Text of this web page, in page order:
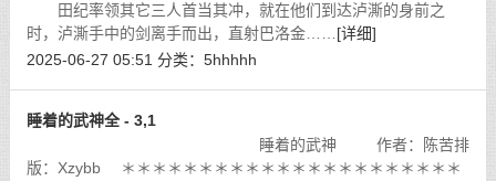
田纪率领其它三人首当其冲，就在他们到达泸澌的身前之
时，泸澌手中的剑离手而出，直射巴洛金…… [详细]
2025-06-27 05:51 分类： 5hhhhh
睡着的武神全 - 3,1
睡着的武神 作者：陈苦排
版：Xzybb ＊＊＊＊＊＊＊＊＊＊＊＊＊＊＊＊＊＊＊＊＊＊